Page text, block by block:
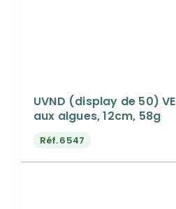
UVND (display de 50)
aux algues, 12cm, 58g
Réf.6547